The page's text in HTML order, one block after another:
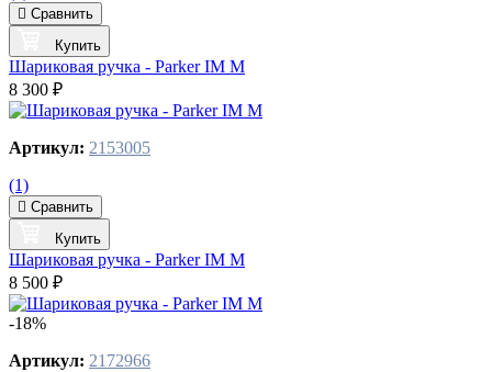
Сравнить
Купить
Шариковая ручка - Parker IM M
8 300 ₽
Артикул: 2153005
(1)
Сравнить
Купить
Шариковая ручка - Parker IM M
8 500 ₽
-18%
Артикул: 2172966